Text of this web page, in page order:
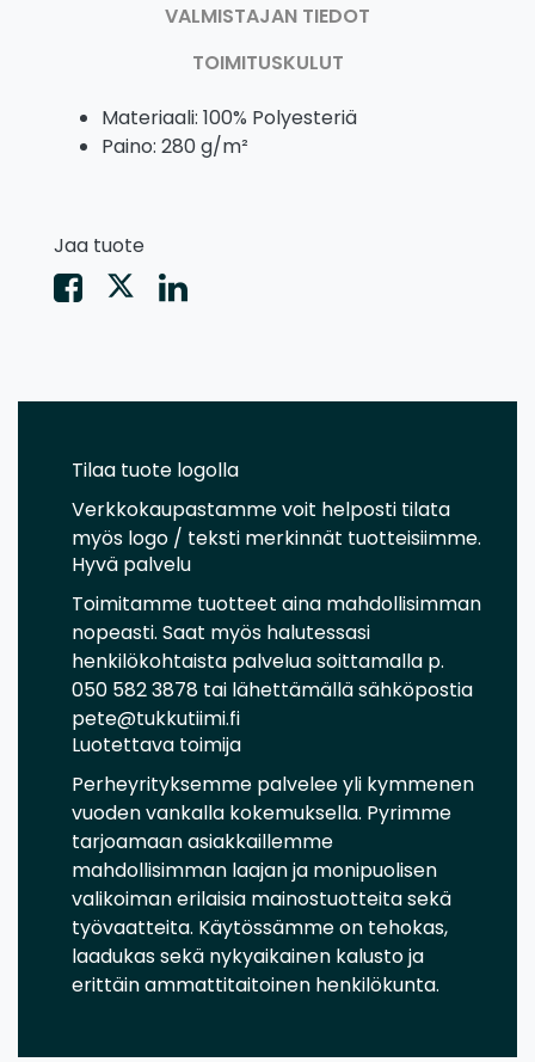
VALMISTAJAN TIEDOT
TOIMITUSKULUT
Materiaali: 100% Polyesteriä
Paino: 280 g/m²
Jaa tuote
Tilaa tuote logolla
Verkkokaupastamme voit helposti tilata
myös logo / teksti merkinnät tuotteisiimme.
Hyvä palvelu
Toimitamme tuotteet aina mahdollisimman
nopeasti. Saat myös halutessasi
henkilökohtaista palvelua soittamalla p.
050 582 3878 tai lähettämällä sähköpostia
pete@tukkutiimi.fi
Luotettava toimija
Perheyrityksemme palvelee yli kymmenen
vuoden vankalla kokemuksella. Pyrimme
tarjoamaan asiakkaillemme
mahdollisimman laajan ja monipuolisen
valikoiman erilaisia mainostuotteita sekä
työvaatteita. Käytössämme on tehokas,
laadukas sekä nykyaikainen kalusto ja
erittäin ammattitaitoinen henkilökunta.